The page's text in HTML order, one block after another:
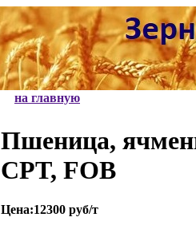
на главную
Пшеница,
CPT, FOB
Цена:12300 руб/т